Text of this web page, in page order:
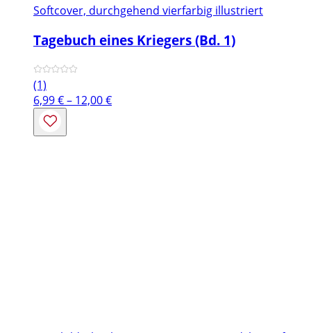
Softcover, durchgehend vierfarbig illustriert
Tagebuch eines Kriegers (Bd. 1)
(1)
6,99€– 12,00€Preisspanne: